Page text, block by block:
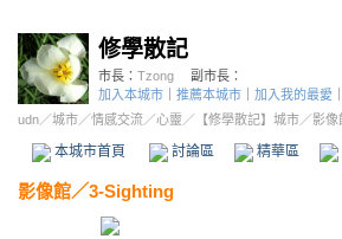
修學散記
市長： Tzong
副市長：
加入本城市
推薦本城市 加入我的最愛
udn／城市／情感交流／心靈 ／ 【修學散記】城市／影像
本城市首頁 討論區 精華區
影像館／3-Sighting